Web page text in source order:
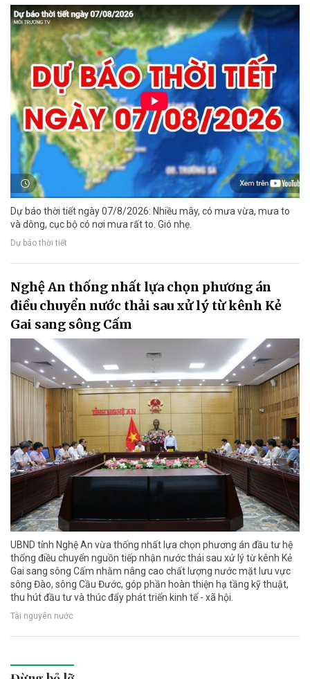
Dự báo thời tiết ngày 07/8/2026: Nhiều mây, có mưa vừa, mưa to
và dông, cục bộ có nơi mưa rất to. Gió nhẹ.
Dự báo thời tiết
Nghệ An thống nhất lựa chọn phương án
điều chuyển nước thải sau xử lý từ kênh Kẻ
Gai sang sông Cấm
UBND tỉnh Nghệ An vừa thống nhất lựa chọn phương án đầu tư hệ
thống điều chuyển nguồn tiếp nhận nước thải sau xử lý từ kênh Kẻ
Gai sang sông Cấm nhằm nâng cao chất lượng nước mặt lưu vực
sông Đào, sông Cầu Đước, góp phần hoàn thiện hạ tầng kỹ thuật,
thu hút đầu tư và thúc đẩy phát triển kinh tế - xã hội.
Tài nguyên nước